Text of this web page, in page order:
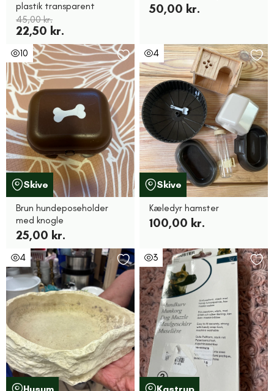
plastik transparent
45,00 kr.
22,50 kr.
50,00 kr.
10
Skive
Brun hundeposeholder
med knogle
25,00 kr.
4
Skive
Kæledyr hamster
100,00 kr.
4 3